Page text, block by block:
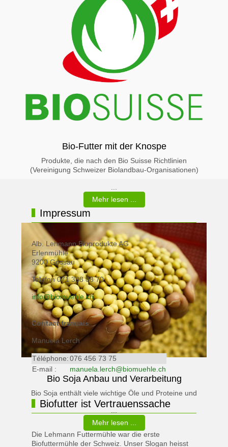
Bio-Futter mit der Knospe
Produkte, die nach den Bio Suisse Richtlinien
(Vereinigung Schweizer Biolandbau-Organisationen)
Mehr lesen ...
Bio Soja Anbau und Verarbeitung
Bio Soja enthält viele wichtige Öle und Proteine und
Mehr lesen ...
Impressum
Alb. Lehmann Bioprodukte AG
Erlenmühle
9200 Gossau
Telefon 071 388 08 70
info@biomuehle.ch
Contact français
Manuela Lerch
Téléphone:076 456 73 75
E-mail :
manuela.lerch@biomuehle.ch
Biofutter ist Vertrauenssache
Die Lehmann Futtermühle war die erste
Biofuttermühle der Schweiz. Unser Slogan heisst